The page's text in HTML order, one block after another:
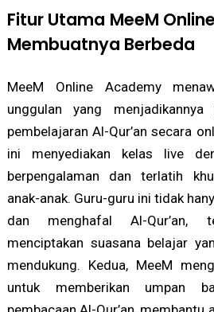
Fitur Utama MeeM
Membuatnya Berbeda
MeeM Online Academy
unggulan yang
pembelajaran Al-Qur’an secara
ini menyediakan kelas live
berpengalaman dan terlatih
anak-anak. Guru-guru ini tidak
dan menghafal Al-Qur’an,
menciptakan suasana belajar
mendukung. Kedua, MeeM
untuk memberikan umpan